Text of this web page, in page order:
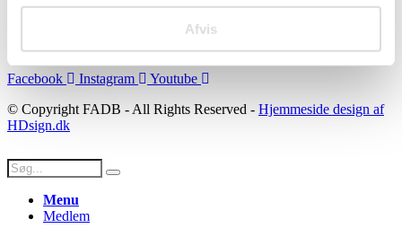
Afvis
Persondatapolitik
Facebook Instagram
Youtube
© Copyright FADB - All Rights Reserved - Hjemmeside design af
HDsign.dk
Menu
Medlem